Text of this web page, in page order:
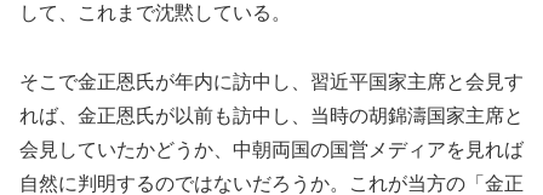
して、これまで沈黙している。
そこで金正恩氏が年内に訪中し、習近平国家主席と会見す
れば、金正恩氏が以前も訪中し、当時の胡錦濤国家主席と
会見していたかどうか、中朝両国の国営メディアを見れば
自然に判明するのではないだろうか。これが当方の「金正